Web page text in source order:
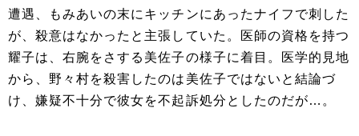
遭遇、もみあいの末にキッチンにあったナイフで刺した
が、殺意はなかったと主張していた。医師の資格を持つ
耀子は、右腕をさする美佐子の様子に着目。医学的見地
から、野々村を殺害したのは美佐子ではないと結論づ
け、嫌疑不十分で彼女を不起訴処分としたのだが…。